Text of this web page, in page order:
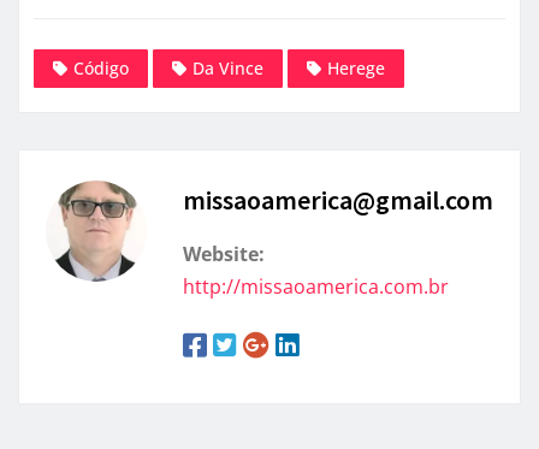
Código Da Vince Herege
missaoamerica@gmail.com
Website:
http://missaoamerica.com.br